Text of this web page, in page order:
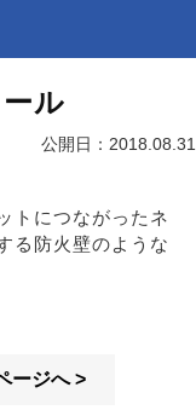
ル
公開日： 2018.08.31
トにつながったネ
る防火壁のような
ージへ >